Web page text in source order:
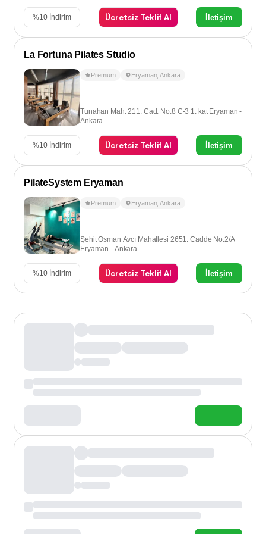
%10 İndirim Ücretsiz Teklif Al İletişim
La Fortuna Pilates Studio
Premium Eryaman,Ankara
Tunahan Mah. 211. Cad. No:8 C-3 1. kat Eryaman -
Ankara
%10 İndirim Ücretsiz Teklif Al İletişim
PilateSystem Eryaman
Premium Eryaman,Ankara
Şehit Osman Avcı Mahallesi 2651. Cadde No:2/A
Eryaman - Ankara
%10 İndirim Ücretsiz Teklif Al İletişim